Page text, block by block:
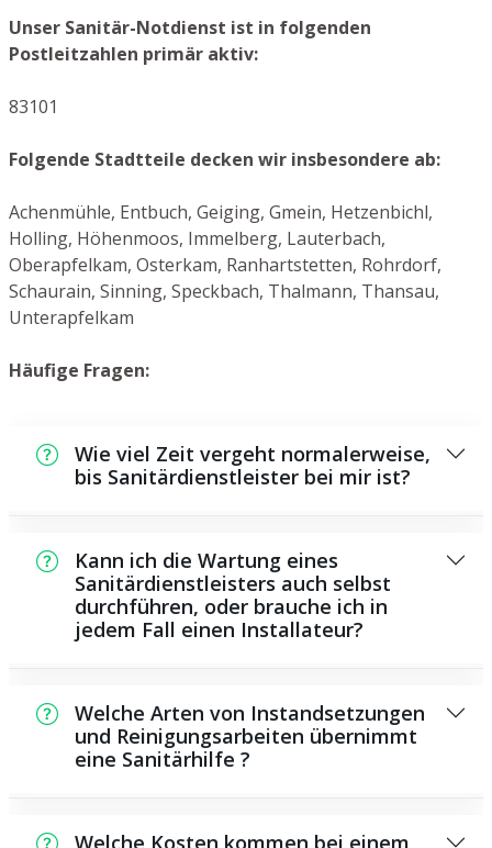
Unser Sanitär-Notdienst ist in folgenden
Postleitzahlen primär aktiv:
83101
Folgende Stadtteile decken wir insbesondere ab:
Achenmühle, Entbuch, Geiging, Gmein, Hetzenbichl,
Holling, Höhenmoos, Immelberg, Lauterbach,
Oberapfelkam, Osterkam, Ranhartstetten, Rohrdorf,
Schaurain, Sinning, Speckbach, Thalmann, Thansau,
Unterapfelkam
Häufige Fragen:
Wie viel Zeit vergeht normalerweise,
bis Sanitärdienstleister bei mir ist?
Zeitraum an der Schadensstelle sein. Das
hängt aber auch von der Auftragslage zu
diesem Zeitpunkt ab und von der
Verkehrssituation und der örtlichen
Kann ich die Wartung eines
Sanitärdienstleisters auch selbst
durchführen, oder brauche ich in
jedem Fall einen Installateur?
Wartungsarbeiten, die Sie selbst ausführen
können, zum Beispiel die Anwendung von
Rohrreinigungsmitteln aus dem Supermarkt.
Spezialwerkzeug oder umfangreichem
Welche Arten von Instandsetzungen
und Reinigungsarbeiten übernimmt
eine Sanitärhilfe ?
Anzahl von Instandsetzungen und